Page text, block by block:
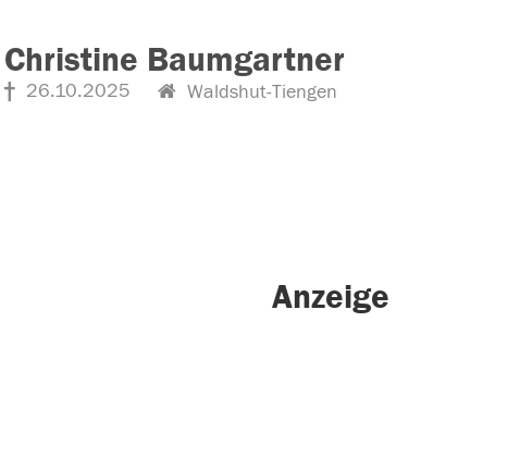
Christine Baumgartner
26.10.2025 Waldshut-Tiengen
Anzeige